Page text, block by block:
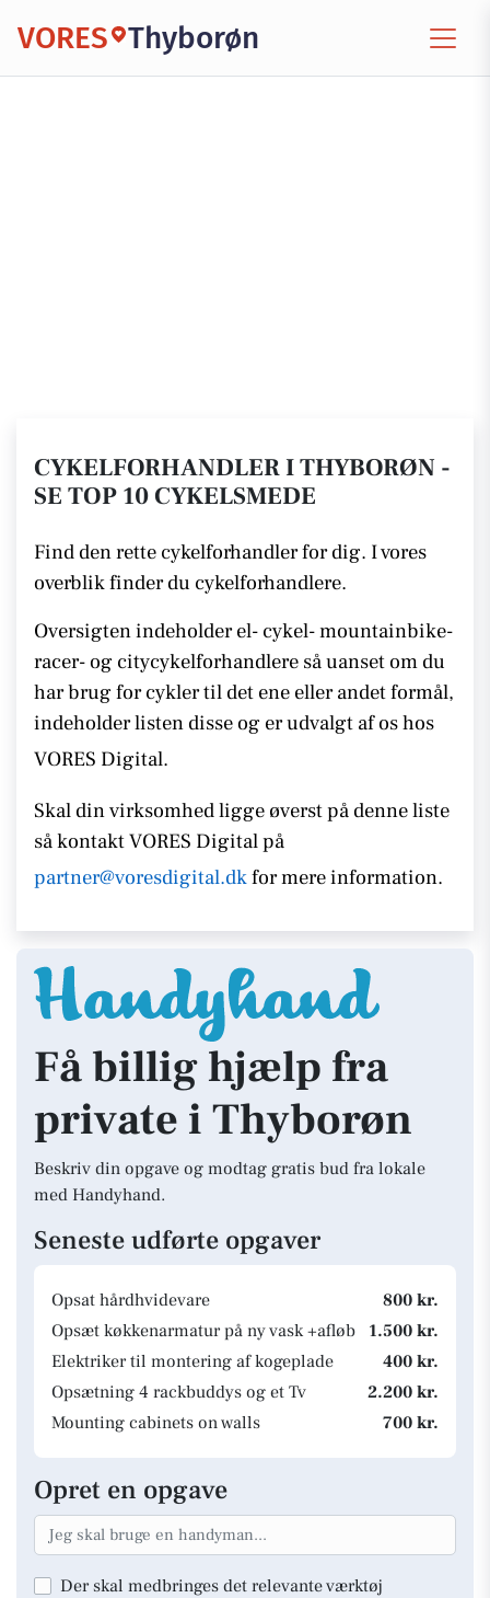
VORES Thyborøn
CYKELFORHANDLER I THYBORØN -
SE TOP 10 CYKELSMEDE
Find den rette cykelforhandler for dig. I vores
overblik finder du cykelforhandlere.
Oversigten indeholder el- cykel- mountainbike-
racer- og citycykelforhandlere så uanset om du
har brug for cykler til det ene eller andet formål,
indeholder listen disseog er udvalgt af os hos
VORES Digital.
Skal din virksomhed ligge øverst på denne liste
så kontaktVORES Digital på
partner@voresdigital.dkfor mere information.
Få billig hjælp fra
private i Thyborøn
Beskriv din opgave og modtag gratis bud fra lokale
med Handyhand.
Seneste udførte opgaver
Opsat hårdhvidevare
800 kr.
Opsæt køkkenarmatur på ny vask +afløb
1.500 kr.
Elektriker til montering af kogeplade
400 kr.
Opsætning 4 rackbuddys og et Tv
2.200 kr.
Mounting cabinets on walls
700 kr.
Opret en opgave
Der skal medbringes det relevante værktøj